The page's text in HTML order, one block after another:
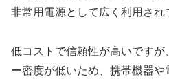
非常用電源として広く利用され
低コストで信頼性が高いです
ー密度が低いため、携帯機器